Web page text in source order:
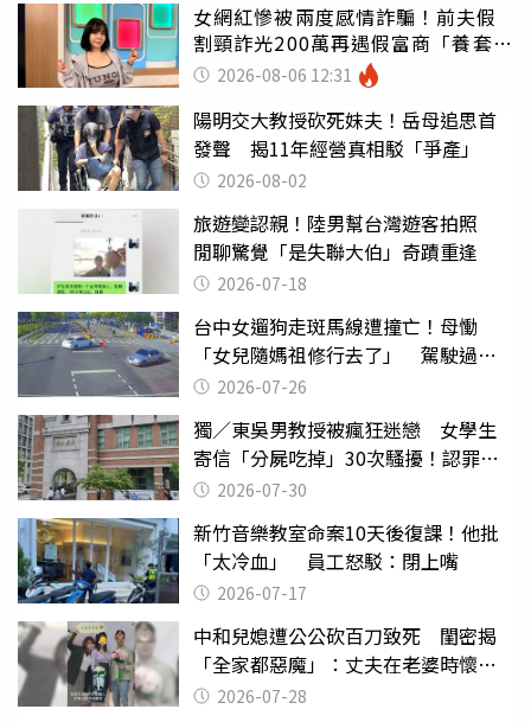
女網紅慘被兩度感情詐騙！前夫假
割頸詐光200萬再遇假富商「養套殺
2000萬」
2026-08-06 12:31
陽明交大教授砍死妹夫！岳母追思首
發聲 揭11年經營真相駁「爭產」
2026-08-02
旅遊變認親！陸男幫台灣遊客拍照
閒聊驚覺「是失聯大伯」奇蹟重逢
2026-07-18
台中女遛狗走斑馬線遭撞亡！母慟
「女兒隨媽祖修行去了」 駕駛過失
致死判9月
2026-07-26
獨／東吳男教授被瘋狂迷戀 女學生
寄信「分屍吃掉」30次騷擾！認罪免
關 2026-07-30
新竹音樂教室命案10天後復課！他批
「太冷血」 員工怒駁：閉上嘴
2026-07-17
中和兒媳遭公公砍百刀致死 閨密揭
「全家都惡魔」：丈夫在老婆時懷孕
摔東西
2026-07-28